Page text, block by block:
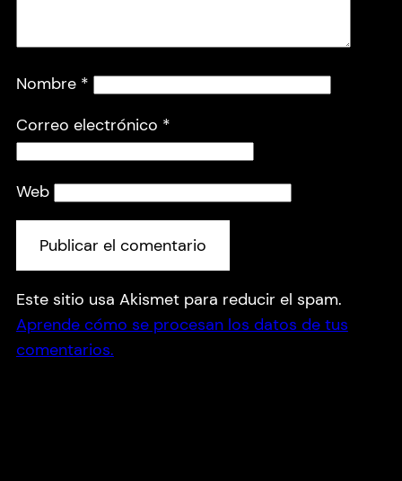
Nombre *
Correo electrónico *
Web
Este sitio usa Akismet para reducir el spam.
Aprende cómo se procesan los datos de tus
comentarios.